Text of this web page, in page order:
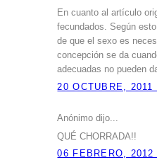
En cuanto al artículo
fecundados. Según
de que el sexo es
concepción se da
adecuadas no pueden
20 OCTUBRE, 2011
Anónimo dijo...
QUÉ CHORRADA!!
06 FEBRERO, 2012